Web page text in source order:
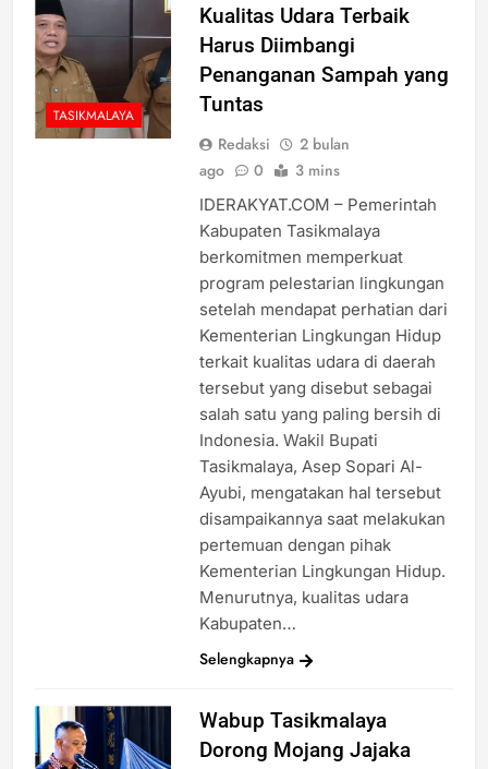
TASIKMALAYA
Kualitas Udara Terbaik
Harus Diimbangi
Penanganan Sampah yang
Tuntas
Redaksi
2 bulan
ago
0 3 mins
IDERAKYAT.COM – Pemerintah
Kabupaten Tasikmalaya
berkomitmen memperkuat
program pelestarian lingkungan
setelah mendapat perhatian dari
Kementerian Lingkungan Hidup
terkait kualitas udara di daerah
tersebut yang disebut sebagai
salah satu yang paling bersih di
Indonesia. Wakil Bupati
Tasikmalaya, Asep Sopari Al-
Ayubi, mengatakan hal tersebut
disampaikannya saat melakukan
pertemuan dengan pihak
Kementerian Lingkungan Hidup.
Menurutnya, kualitas udara
Kabupaten…
Selengkapnya
Wabup Tasikmalaya
Dorong Mojang Jajaka